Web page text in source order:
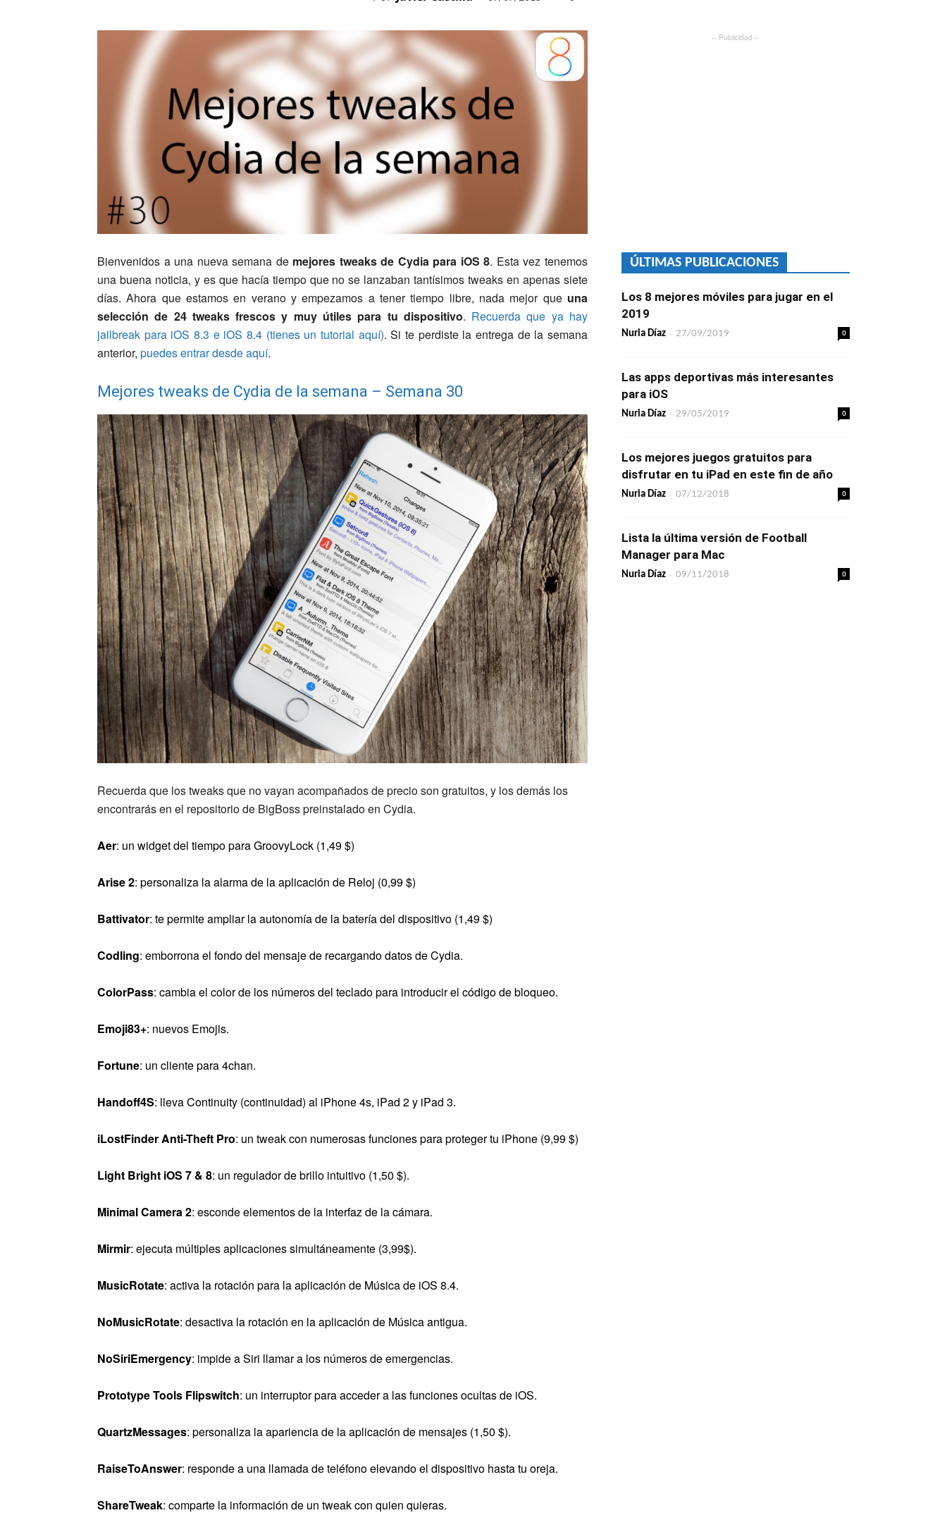
Bienvenidos a una nueva semana de mejores tweaks de Cydia para iOS 8. Esta vez tenemos
una buena noticia, y es que hacía tiempo que no se lanzaban tantísimos tweaks en apenas siete
días. Ahora que estamos en verano y empezamos a tener tiempo libre, nada mejor que una
selección de 24 tweaks frescos y muy útiles para tu dispositivo. Recuerda que ya hay
jailbreak para iOS 8.3 e iOS 8.4 (tienes un tutorial aquí). Si te perdiste la entrega de la semana
anterior, puedes entrar desde aquí.
Mejores tweaks de Cydia de la semana – Semana 30
Recuerda que los tweaks que no vayan acompañados de precio son gratuitos, y los demás los
encontrarás en el repositorio de BigBoss preinstalado en Cydia.
Aer: un widget del tiempo para GroovyLock (1,49 $)
Arise 2: personaliza la alarma de la aplicación de Reloj (0,99 $)
Battivator: te permite ampliar la autonomía de la batería del dispositivo (1,49 $)
Codling: emborrona el fondo del mensaje de recargando datos de Cydia.
ColorPass: cambia el color de los números del teclado para introducir el código de bloqueo.
Emoji83+: nuevos Emojis.
Fortune: un cliente para 4chan.
Handoff4S: lleva Continuity (continuidad) al iPhone 4s, iPad 2 y iPad 3.
iLostFinder Anti-Theft Pro: un tweak con numerosas funciones para proteger tu iPhone (9,99 $)
Light Bright iOS 7 & 8: un regulador de brillo intuitivo (1,50 $).
Minimal Camera 2: esconde elementos de la interfaz de la cámara.
Mirmir: ejecuta múltiples aplicaciones simultáneamente (3,99$).
MusicRotate: activa la rotación para la aplicación de Música de iOS 8.4.
NoMusicRotate: desactiva la rotación en la aplicación de Música antigua.
NoSiriEmergency: impide a Siri llamar a los números de emergencias.
Prototype Tools Flipswitch: un interruptor para acceder a las funciones ocultas de iOS.
QuartzMessages: personaliza la apariencia de la aplicación de mensajes (1,50 $).
RaiseToAnswer: responde a una llamada de teléfono elevando el dispositivo hasta tu oreja.
ShareTweak: comparte la información de un tweak con quien quieras.
– Publicidad –
ÚLTIMAS PUBLICACIONES
Los 8 mejores móviles para jugar en el
2019
Nuria Díaz - 27/09/2019 0
Las apps deportivas más interesantes
para iOS
Nuria Díaz - 29/05/2019 0
Los mejores juegos gratuitos para
disfrutar en tu iPad en este fin de año
Nuria Díaz - 07/12/2018 0
Lista la última versión de Football
Manager para Mac
Nuria Díaz - 09/11/2018 0